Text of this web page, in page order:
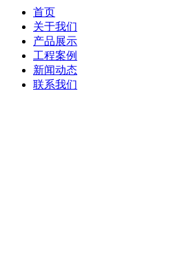
首页
关于我们
产品展示
工程案例
新闻动态
联系我们